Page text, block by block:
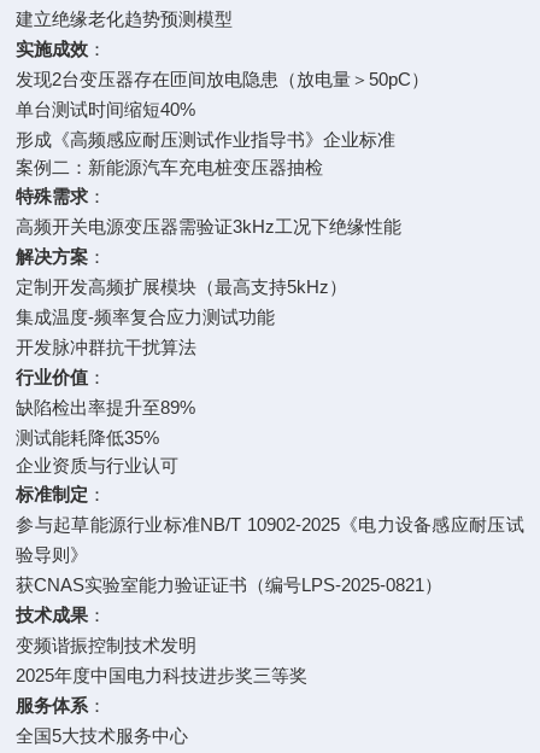
建立绝缘老化趋势预测模型
实施成效 ：
发现2台变压器存在匝间放电隐患（放电量＞50pC）
单台测试时间缩短40%
形成《高频感应耐压测试作业指导书》企业标准
案例二：新能源汽车充电桩变压器抽检
特殊需求 ：
高频开关电源变压器需验证3kHz工况下绝缘性能
解决方案 ：
定制开发高频扩展模块（最高支持5kHz）
集成温度-频率复合应力测试功能
开发脉冲群抗干扰算法
行业价值 ：
缺陷检出率提升至89%
测试能耗降低35%
企业资质与行业认可
标准制定 ：
参与起草能源行业标准NB/T 10902-2025《电力设备感应耐压试
验导则》
获CNAS实验室能力验证证书（编号LPS-2025-0821）
技术成果 ：
变频谐振控制技术发明
2025年度中国电力科技进步奖三等奖
服务体系 ：
全国5大技术服务中心